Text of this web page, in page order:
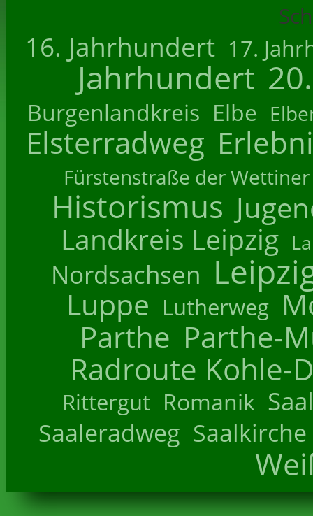
16. Jahrhundert 17.
Jahrhundert
Burgenlandkreis Elbe
Elsterradweg
Fürstenstraße der Wettiner
Historismus
Landkreis Leipzig
Nordsachsen
Luppe Lutherweg
Parthe Parthe-
Radroute Kohle-
Rittergut Romanik
Saaleradweg Saalkirche